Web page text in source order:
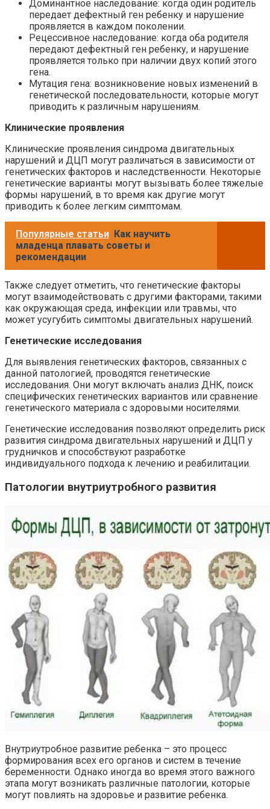
Доминантное наследование: когда один родитель
передает дефектный ген ребенку и нарушение
проявляется в каждом поколении.
Рецессивное наследование: когда оба родителя
передают дефектный ген ребенку, и нарушение
проявляется только при наличии двух копий этого
гена.
Мутация гена: возникновение новых изменений в
генетической последовательности, которые могут
приводить к различным нарушениям.
Клинические проявления
Клинические проявления синдрома двигательных
нарушений и ДЦП могут различаться в зависимости от
генетических факторов и наследственности. Некоторые
генетические варианты могут вызывать более тяжелые
формы нарушений, в то время как другие могут
приводить к более легким симптомам.
Популярные статьи Как научить
младенца плавать советы и
рекомендации
Также следует отметить, что генетические факторы
могут взаимодействовать с другими факторами, такими
как окружающая среда, инфекции или травмы, что
может усугубить симптомы двигательных нарушений.
Генетические исследования
Для выявления генетических факторов, связанных с
данной патологией, проводятся генетические
исследования. Они могут включать анализ ДНК, поиск
специфических генетических вариантов или сравнение
генетического материала с здоровыми носителями.
Генетические исследования позволяют определить риск
развития синдрома двигательных нарушений и ДЦП у
грудничков и способствуют разработке
индивидуального подхода к лечению и реабилитации.
Патологии внутриутробного развития
Внутриутробное развитие ребенка – это процесс
формирования всех его органов и систем в течение
беременности. Однако иногда во время этого важного
этапа могут возникать различные патологии, которые
могут повлиять на здоровье и развитие ребенка.